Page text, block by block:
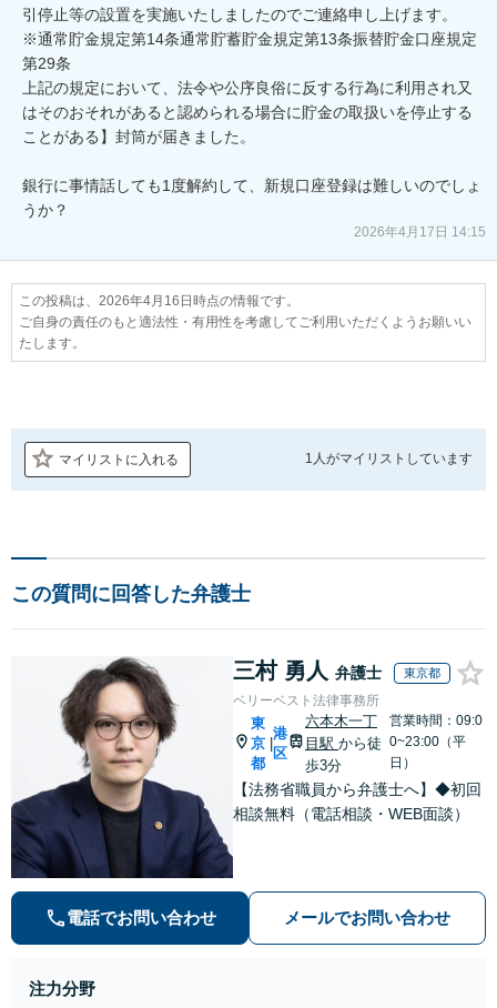
引停止等の設置を実施いたしましたのでご連絡申し上げます。
※通常貯金規定第14条通常貯蓄貯金規定第13条振替貯金口座規定
第29条
上記の規定において、法令や公序良俗に反する行為に利用され又
はそのおそれがあると認められる場合に貯金の取扱いを停止する
ことがある】封筒が届きました。
銀行に事情話しても1度解約して、新規口座登録は難しいのでしょ
うか？
2026年4月17日 14:15
この投稿は、2026年4月16日時点の情報です。
ご自身の責任のもと適法性・有用性を考慮してご利用いただくようお願いい
たします。
マイリストに入れる 1人がマイリストしています
この質問に回答した弁護士
三村 勇人 弁護士 東京都
ベリーベスト法律事務所
東
京
都
港
区
六本木一丁
目駅 から徒
歩3分
営業時間：09:0
0~23:00（平
日）
【法務省職員から弁護士へ】◆初回
相談無料（電話相談・WEB面談）
電話でお問い合わせ メールでお問い合わせ
注力分野